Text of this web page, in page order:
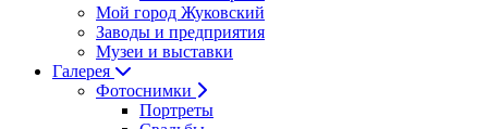
Мой город Жуковский
Заводы и предприятия
Музеи и выставки
Галерея
Фотоснимки
Портреты